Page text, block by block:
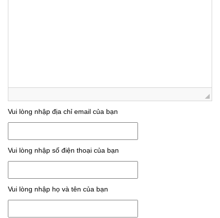
Vui lòng nhập địa chỉ email của bạn
Vui lòng nhập số điện thoại của bạn
Vui lòng nhập họ và tên của bạn